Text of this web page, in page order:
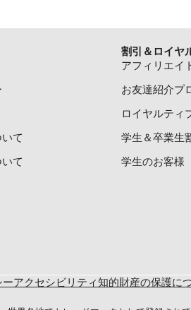
て
て
割引＆ロイヤ
アフィリエイ
お友達紹介プ
ロイヤルティ
学生＆卒業生
学生のお客様
ーアクセシビリティ 知的財産の保護に